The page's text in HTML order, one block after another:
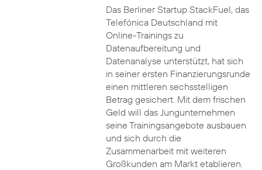
Das Berliner Startup StackFuel, das
Telefónica Deutschland mit
Online-Trainings zu
Datenaufbereitung und
Datenanalyse unterstützt, hat sich
in seiner ersten Finanzierungsrunde
einen mittleren sechsstelligen
Betrag gesichert. Mit dem frischen
Geld will das Jungunternehmen
seine Trainingsangebote ausbauen
und sich durch die
Zusammenarbeit mit weiteren
Großkunden am Markt etablieren.